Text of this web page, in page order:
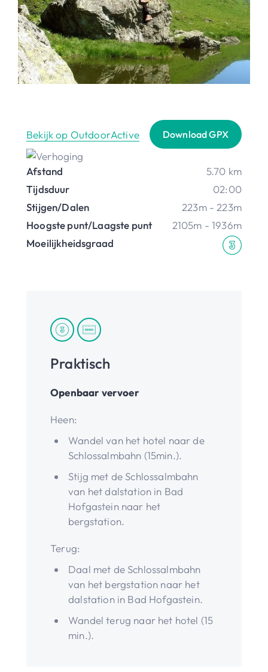
Bekijk op OutdoorActive Download GPX
Afstand
5.70 km
Tijdsduur
02:00
Stijgen/Dalen
223m - 223m
Hoogste punt/Laagste punt
2105m - 1936m
Moeilijkheidsgraad
Praktisch
Openbaar vervoer
Heen:
Wandel van het hotel naar de
Schlossalmbahn (15min.).
Stijg met de Schlossalmbahn
van het dalstation in Bad
Hofgastein naar het
bergstation.
Terug:
Daal met de Schlossalmbahn
van het bergstation naar het
dalstation in Bad Hofgastein.
Wandel terug naar het hotel (15
min.).